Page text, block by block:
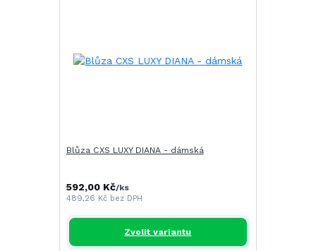
Blůza CXS LUXY DIANA - dámská
592,00 Kč/ks
489,26 Kč bez DPH
Zvolit variantu